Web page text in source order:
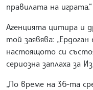
правилата на играта.“
Агенцията цитира и
той заявява:
настоящото си
сериозна заплаха за
„По време на 36-та